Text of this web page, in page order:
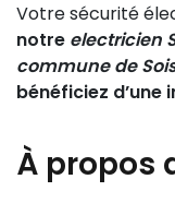
Votre sécurité
notre electricien
commune de
bénéficiez
À propos